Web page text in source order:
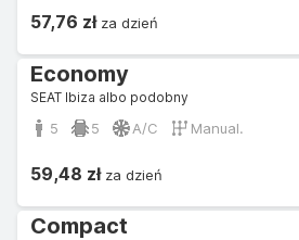
57,76 złza dzień
Economy
SEAT Ibiza albo podobny
5 5 A/C Manual.
59,48 złza dzień
Compact